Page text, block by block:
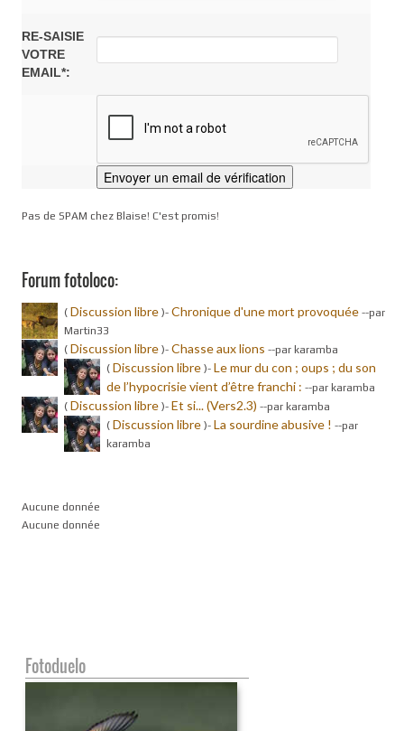
RE-SAISIE
VOTRE
EMAIL*:
Pas de SPAM chez Blaise! C'est promis!
Forum fotoloco:
( Discussion libre )- Chronique d'une mort provoquée --par
Martin33
( Discussion libre )- Chasse aux lions --par karamba
( Discussion libre )- Le mur du con ; oups ; du son
de l’hypocrisie vient d’être franchi : --par karamba
( Discussion libre )- Et si... (Vers2.3) --par karamba
( Discussion libre )- La sourdine abusive ! --par
karamba
Aucune donnée
Aucune donnée
Fotoduelo